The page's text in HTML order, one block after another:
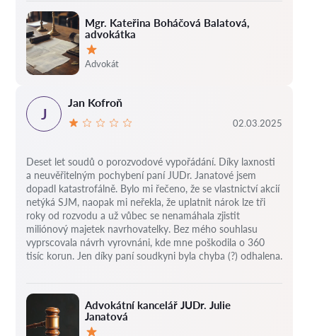
Mgr. Kateřina Boháčová Balatová,
advokátka
Hodnocení:
Advokát
Advokátní kancelář JUDr. Julie
Janatová
J
Jan Kofroň
02.03.2025
Deset let soudů o porozvodové vypořádání. Díky laxnosti
a neuvěřitelným pochybení paní JUDr. Janatové jsem
dopadl katastrofálně. Bylo mi řečeno, že se vlastnictví akcií
netýká SJM, naopak mi neřekla, že uplatnit nárok lze tři
roky od rozvodu a už vůbec se nenamáhala zjistit
miliónový majetek navrhovatelky. Bez mého souhlasu
vyprscovala návrh vyrovnáni, kde mne poškodila o 360
tisíc korun. Jen díky paní soudkyni byla chyba (?) odhalena.